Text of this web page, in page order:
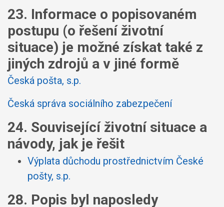
23. Informace o popisovaném
postupu (o řešení životní
situace) je možné získat také z
jiných zdrojů a v jiné formě
Česká pošta, s.p.
Česká správa sociálního zabezpečení
24. Související životní situace a
návody, jak je řešit
Výplata důchodu prostřednictvím České
pošty, s.p.
28. Popis byl naposledy